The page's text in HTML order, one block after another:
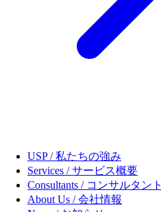
USP / 私たちの強み
Services / サービス概要
Consultants / コンサルタント
About Us / 会社情報